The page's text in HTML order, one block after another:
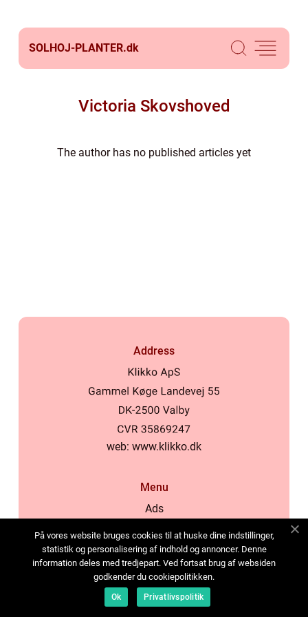
SOLHOJ-PLANTER.dk
Victoria Skovshoved
The author has no published articles yet
Address
web: www.klikko.dk
Menu
Ads
Cookies
Contact
Sitemap
På vores website bruges cookies til at huske dine indstillinger,
statistik og personalisering af indhold og annoncer. Denne
information deles med tredjepart. Ved fortsat brug af websiden
godkender du cookiepolitikken.
Ok Privatlivspolitik